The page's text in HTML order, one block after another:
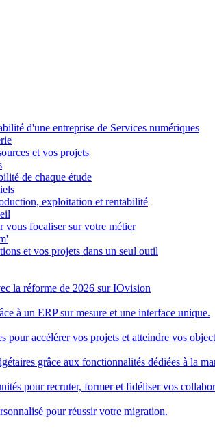
d'une entreprise de Services numériques
et vos projets
de chaque étude
exploitation et rentabilité
vous focaliser sur votre métier
et vos projets dans un seul outil
la réforme de 2026 sur IOvision
à un ERP sur mesure et une interface unique.
pour accélérer vos projets et atteindre vos
grâce aux fonctionnalités dédiées à la
pour recruter, former et fidéliser vos
pour réussir votre migration.